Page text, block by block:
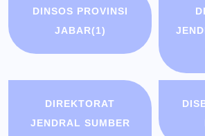
DINSOS PROVINSI
JABAR(1)
DIREKTORAT
JENDRAL SUMBER